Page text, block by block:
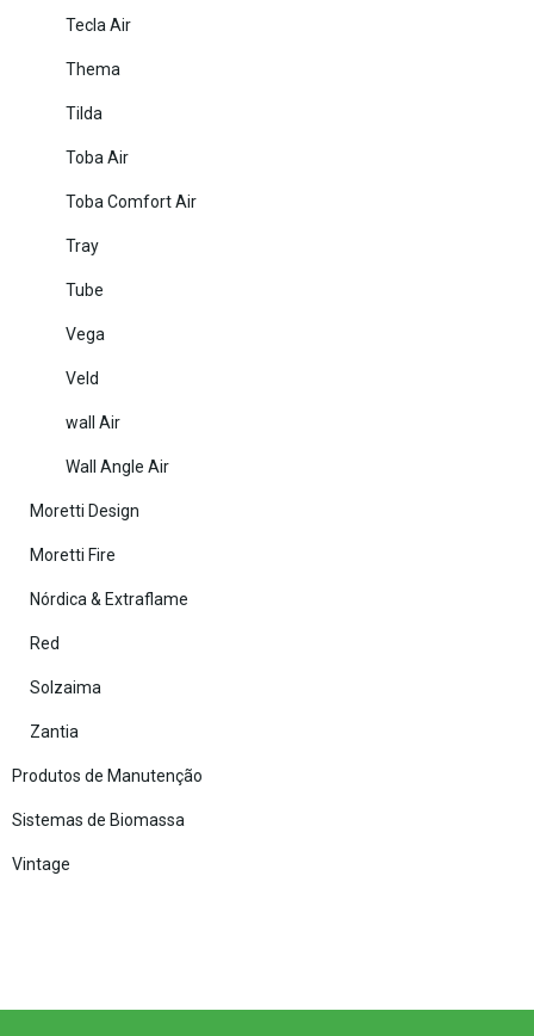
Tecla Air
Thema
Tilda
Toba Air
Toba Comfort Air
Tray
Tube
Vega
Veld
wall Air
Wall Angle Air
Moretti Design
Moretti Fire
Nórdica & Extraflame
Red
Solzaima
Zantia
Produtos de Manutenção
Sistemas de Biomassa
Vintage